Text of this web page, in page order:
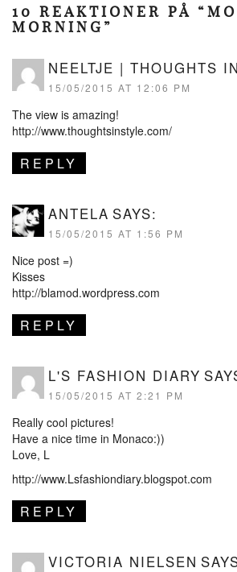
10 REAKTIONER PÅ
MORNING”
NEELTJE | THOUGHTS
15/05/2015 AT 12:06 PM
The view is amazing!
http://www.thoughtsinstyle.com/
REPLY
ANTELA SAYS:
15/05/2015 AT 1:56 PM
Nice post =)
Kisses
http://blamod.wordpress.com
REPLY
L'S FASHION DIARY
15/05/2015 AT 2:21 PM
Really cool pictures!
Have a nice time in Monaco:))
Love, L
http://www.Lsfashiondiary.blogspot.com
REPLY
VICTORIA NIELSEN